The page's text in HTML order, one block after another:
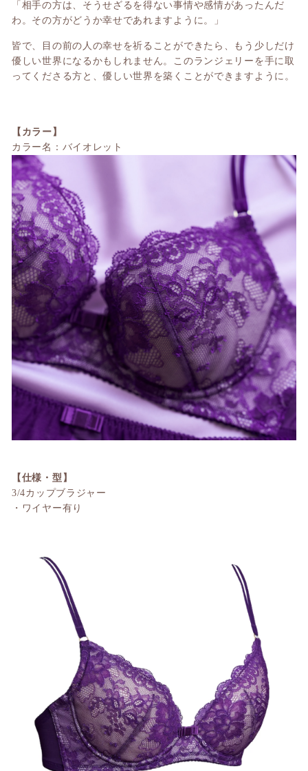
「相手の方は、そうせざるを得ない事情や感情があったんだ
わ。その方がどうか幸せであれますように。」
皆で、目の前の人の幸せを祈ることができたら、もう少しだけ
優しい世界になるかもしれません。このランジェリーを手に取
ってくださる方と、優しい世界を築くことができますように。
【カラー】
カラー名：バイオレット
【仕様・型】
3/4カップブラジャー
・ワイヤー有り